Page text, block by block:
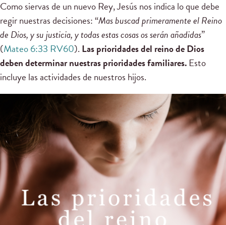
Como siervas de un nuevo Rey, Jesús nos indica lo que debe
regir nuestras decisiones: “Mas buscad primeramente el Reino
de Dios, y su justicia, y todas estas cosas os serán añadidas”
(Mateo 6:33 RV60). Las prioridades del reino de Dios
deben determinar nuestras prioridades familiares. Esto
incluye las actividades de nuestros hijos.